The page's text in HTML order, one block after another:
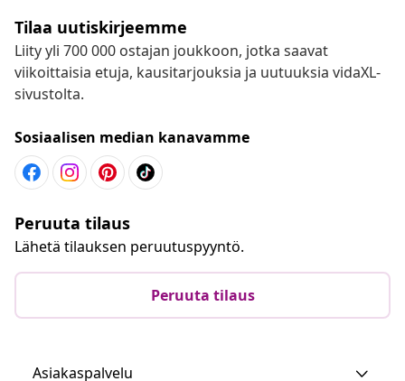
Tilaa uutiskirjeemme
Liity yli 700 000 ostajan joukkoon, jotka saavat
viikoittaisia etuja, kausitarjouksia ja uutuuksia vidaXL-
sivustolta.
Sosiaalisen median kanavamme
Peruuta tilaus
Lähetä tilauksen peruutuspyyntö.
Peruuta tilaus
Asiakaspalvelu